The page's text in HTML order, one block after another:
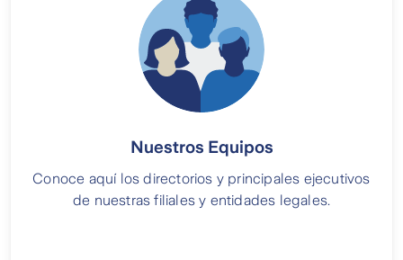
Nuestros Equipos
Conoce aquí los directorios y principales ejecutivos
de nuestras filiales y entidades legales.